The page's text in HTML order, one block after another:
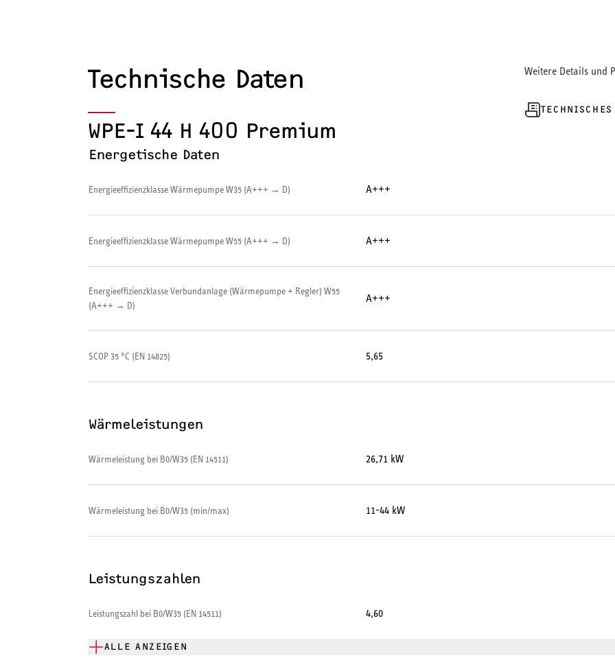
Technische Daten Weitere Details und
WPE-I 44 H 400 Premium
Energetische Daten
Energieeffizienzklasse Wärmepumpe W35 (A+++ → D) A+++
Energieeffizienzklasse Wärmepumpe W55 (A+++ → D) A+++
Energieeffizienzklasse Verbundanlage (Wärmepumpe + Regler) W55
(A+++ → D)
A+++
SCOP 35 °C (EN 14825) 5,65
Wärmeleistungen
Wärmeleistung bei B0/W35 (EN 14511) 26,71 kW
Wärmeleistung bei B0/W35 (min/max) 11-44 kW
Leistungszahlen
Leistungszahl bei B0/W35 (EN 14511) 4,60
ALLE ANZEIGEN